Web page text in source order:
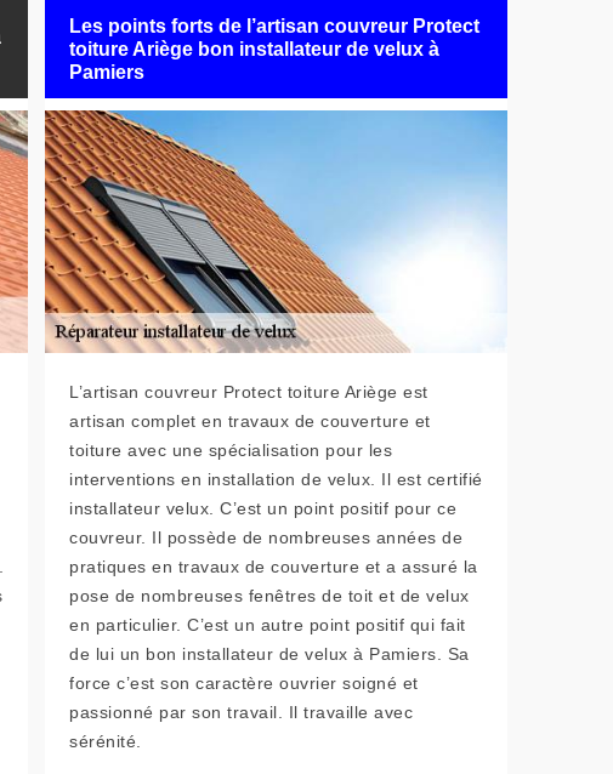
Les points forts de l’artisan couvreur Protect
toiture Ariège bon installateur de velux à
Pamiers
L’artisan couvreur Protect toiture Ariège est
artisan complet en travaux de couverture et
toiture avec une spécialisation pour les
interventions en installation de velux. Il est certifié
installateur velux. C’est un point positif pour ce
couvreur. Il possède de nombreuses années de
pratiques en travaux de couverture et a assuré la
pose de nombreuses fenêtres de toit et de velux
en particulier. C’est un autre point positif qui fait
de lui un bon installateur de velux à Pamiers. Sa
force c’est son caractère ouvrier soigné et
passionné par son travail. Il travaille avec
sérénité.